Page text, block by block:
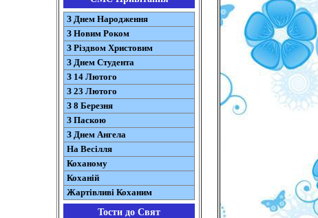
З Днем Народження
З Новим Роком
З Різдвом Христовим
З Днем Студента
З 14 Лютого
З 23 Лютого
З 8 Березня
З Паскою
З Днем Ангела
На Весілля
Коханому
Коханій
Жартівливі Коханим
Тости до Свят